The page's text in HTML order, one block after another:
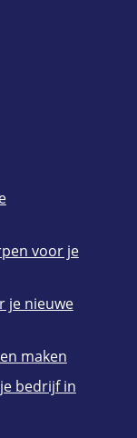
voor je
je nieuwe
maken
bedrijf in